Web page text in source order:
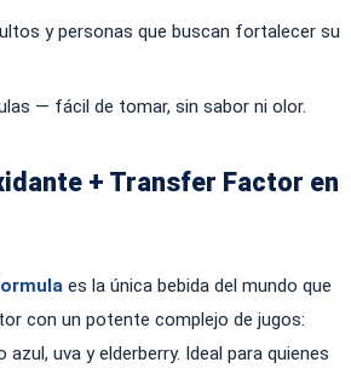
y personas que buscan fortalecer su
— fácil de tomar, sin sabor ni olor.
+ Transfer Factor en
es la única bebida del mundo que
con un potente complejo de jugos:
azul, uva y elderberry. Ideal para quienes